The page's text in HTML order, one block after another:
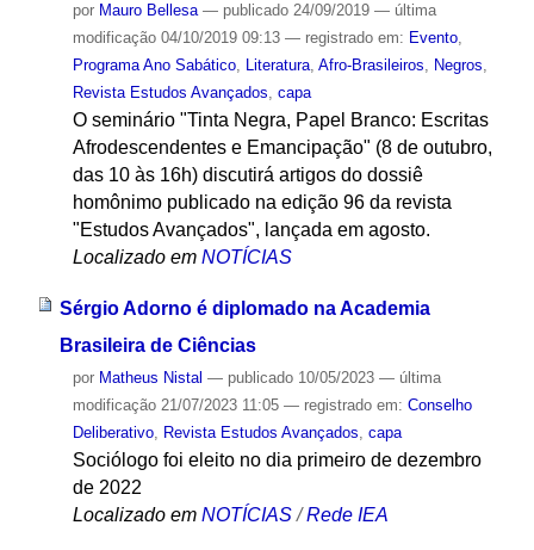
por Mauro Bellesa — publicado24/09/2019 — última
modificação04/10/2019 09:13 — registrado em: Evento,
Programa Ano Sabático, Literatura, Afro-Brasileiros, Negros,
Revista Estudos Avançados, capa
O seminário "Tinta Negra, Papel Branco: Escritas
Afrodescendentes e Emancipação" (8 de outubro,
das 10 às 16h) discutirá artigos do dossiê
homônimo publicado na edição 96 da revista
"Estudos Avançados", lançada em agosto.
Localizado em NOTÍCIAS
Sérgio Adorno é diplomado na Academia
Brasileira de Ciências
por Matheus Nistal — publicado10/05/2023 — última
modificação21/07/2023 11:05 — registrado em: Conselho
Deliberativo, Revista Estudos Avançados, capa
Sociólogo foi eleito no dia primeiro de dezembro
de 2022
Localizado em NOTÍCIAS /Rede IEA